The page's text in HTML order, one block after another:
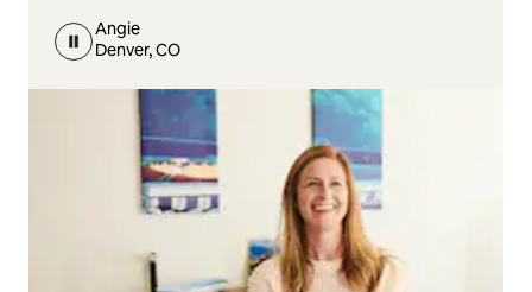
Angie
Denver, CO